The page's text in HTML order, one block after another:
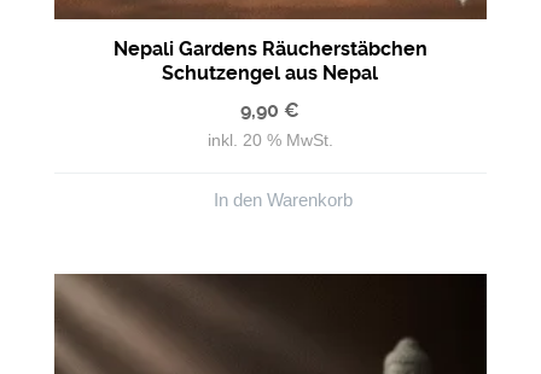
Nepali Gardens Räucherstäbchen
Schutzengel aus Nepal
9,90€
inkl. 20 % MwSt.
In den Warenkorb